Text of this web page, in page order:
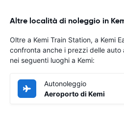
Altre località di noleggio in
Oltre a Kemi Train Station, a Kemi
confronta anche i prezzi delle auto
nei seguenti luoghi a Kemi:
Autonoleggio
Aeroporto di Kemi